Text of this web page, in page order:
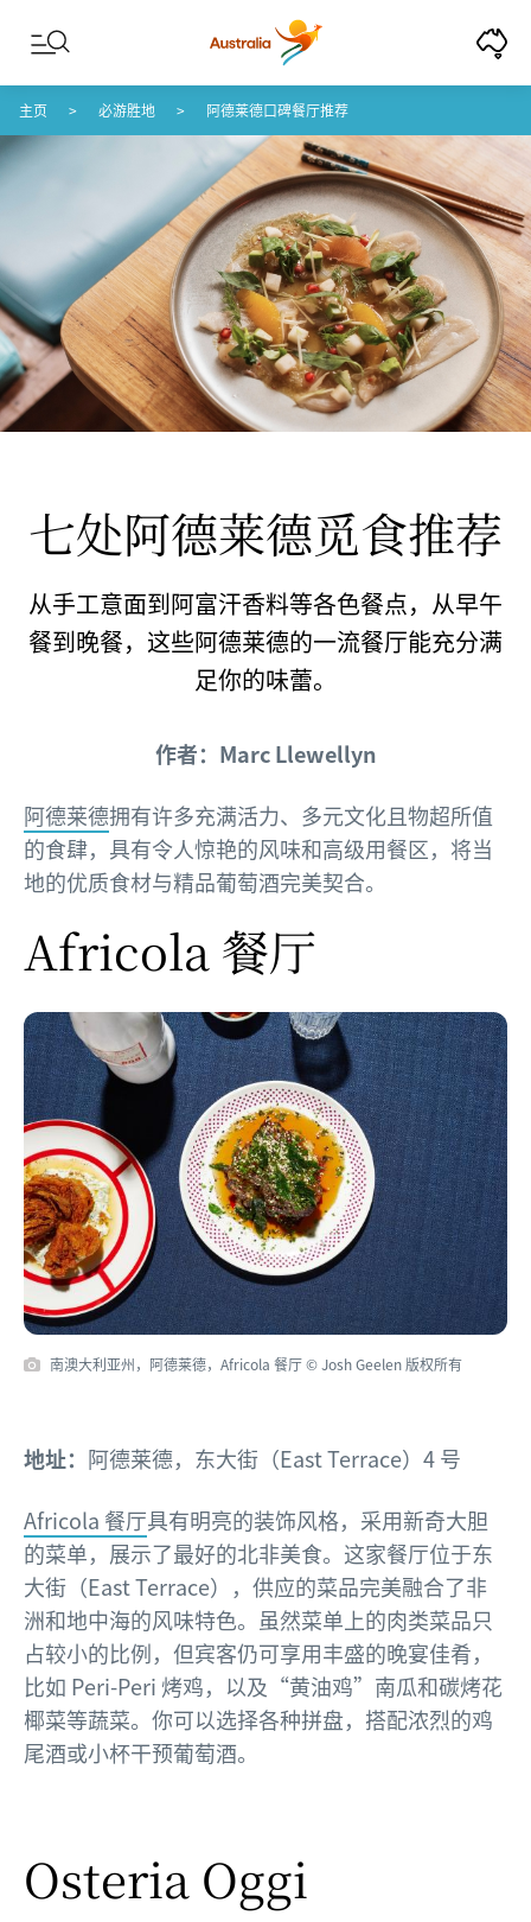
Skip to content
Skip to footer navigation
主页 必游胜地 阿德莱德口碑餐厅推荐
七处阿德莱德觅食推荐
从手工意面到阿富汗香料等各色餐点，从早午
餐到晚餐，这些阿德莱德的一流餐厅能充分满
足你的味蕾。
作者：Marc Llewellyn
阿德莱德拥有许多充满活力、多元文化且物超所值
的食肆，具有令人惊艳的风味和高级用餐区，将当
地的优质食材与精品葡萄酒完美契合。
Africola 餐厅
南澳大利亚州，阿德莱德，Africola 餐厅 © Josh Geelen 版权所有
地址： 阿德莱德，东大街（East Terrace）4 号
Africola 餐厅具有明亮的装饰风格，采用新奇大胆
的菜单，展示了最好的北非美食。这家餐厅位于东
大街（East Terrace），供应的菜品完美融合了非
洲和地中海的风味特色。虽然菜单上的肉类菜品只
占较小的比例，但宾客仍可享用丰盛的晚宴佳肴，
比如 Peri-Peri 烤鸡，以及“黄油鸡”南瓜和碳烤花
椰菜等蔬菜。你可以选择各种拼盘，搭配浓烈的鸡
尾酒或小杯干预葡萄酒。
Osteria Oggi